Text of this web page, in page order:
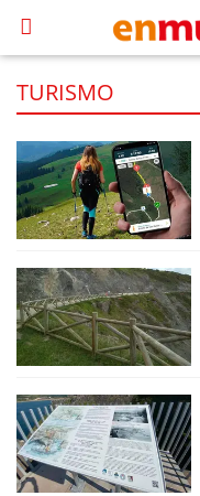
TURISMO